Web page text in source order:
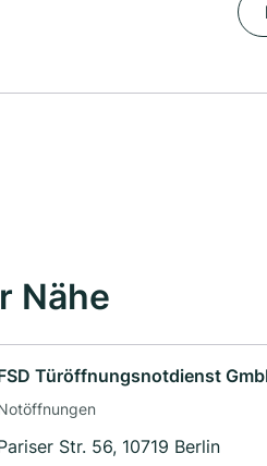
Nähe
Türöffnungsnotdienst
Str. 56, 10719 Berlin